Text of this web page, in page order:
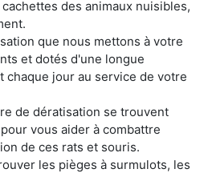
des animaux nuisibles,
que nous mettons à votre
et dotés d'une longue
jour au service de votre
de dératisation se trouvent
vous aider à combattre
de ces rats et souris.
les pièges à surmulots, les